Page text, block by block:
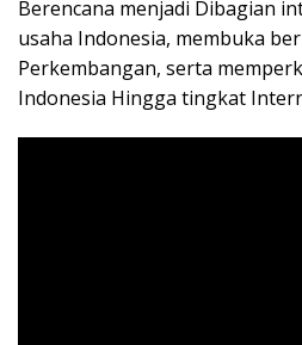
Berencana menjadi Dibagian
usaha Indonesia, membuka
Perkembangan, serta
Indonesia Hingga tingkat